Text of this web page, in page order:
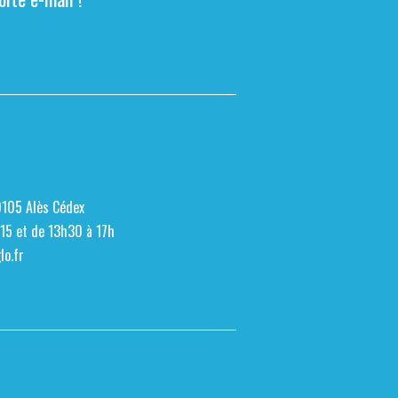
Alès Cédex
et de 13h30 à 17h